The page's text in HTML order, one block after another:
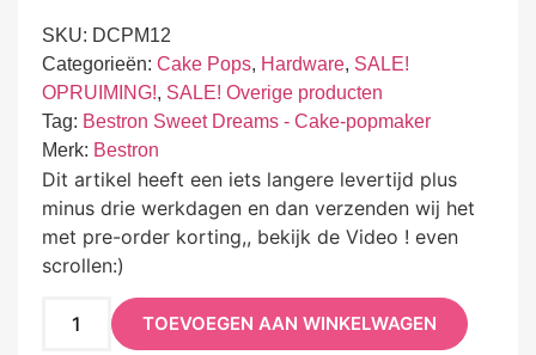
SKU: DCPM12
Categorieën: Cake Pops, Hardware, SALE!
OPRUIMING!, SALE! Overige producten
Tag: Bestron Sweet Dreams - Cake-popmaker
Merk: Bestron
Dit artikel heeft een iets langere levertijd plus
minus drie werkdagen en dan verzenden wij het
met pre-order korting,, bekijk de Video ! even
scrollen:)
TOEVOEGEN AAN WINKELWAGEN